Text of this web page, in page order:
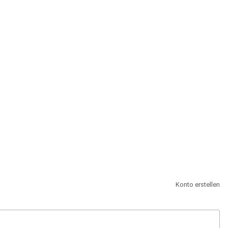
Konto erstellen